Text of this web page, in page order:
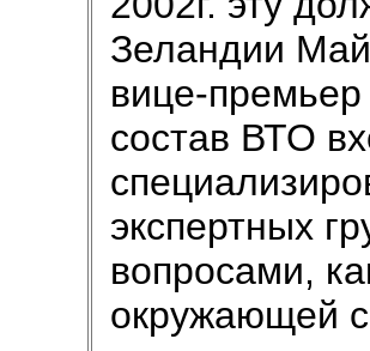
Зеландии
вице-
состав ВТО
экспертных
вопросами,
окружающей